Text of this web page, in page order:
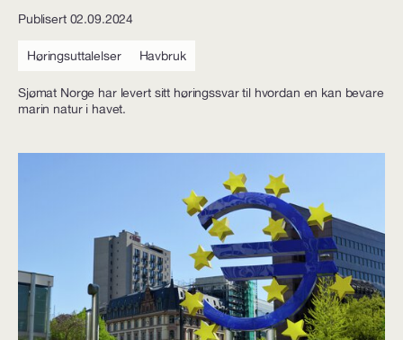
Publisert 02.09.2024
Høringsuttalelser Havbruk
Sjømat Norge har levert sitt høringssvar til hvordan en kan bevare
marin natur i havet.